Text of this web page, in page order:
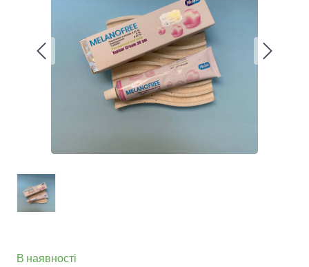
В наявності